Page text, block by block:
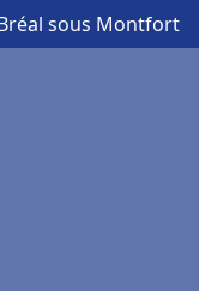
sous Montfort